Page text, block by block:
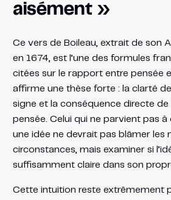
aisément »
Ce vers de Boileau, extrait de son
en 1674, est l’une des formules
citées sur le rapport entre pensée
affirme une thèse forte : la clarté de
signe et la conséquence directe de
pensée. Celui qui ne parvient pas
une idée ne devrait pas blâmer les
circonstances, mais examiner si
suffisamment claire dans son
Cette intuition reste extrêmement